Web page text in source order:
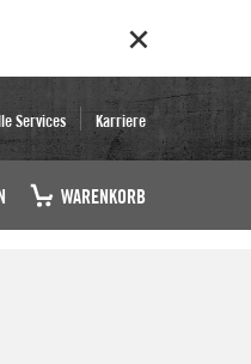
Services Karriere
WARENKORB